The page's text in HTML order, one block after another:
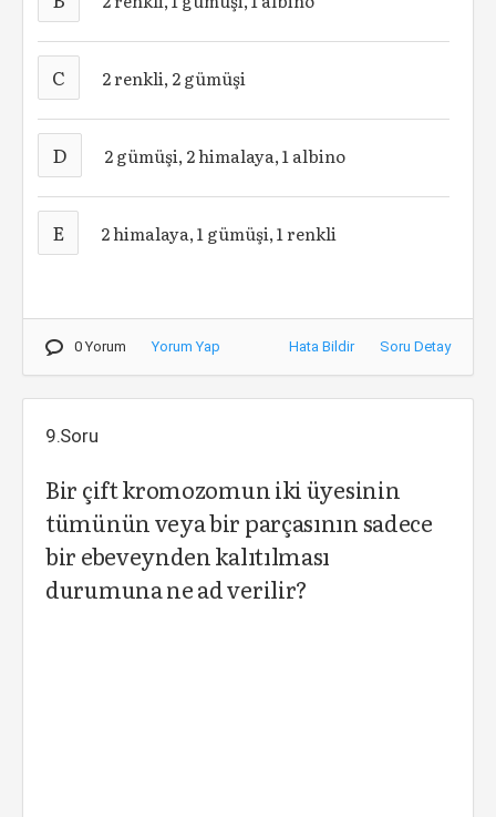
C 2 renkli, 2 gümüşi
D 2 gümüşi, 2 himalaya, 1 albino
E 2 himalaya, 1 gümüşi, 1 renkli
0 Yorum Yorum Yap Hata Bildir Soru Detay
9.Soru
Bir çift kromozomun iki üyesinin
tümünün veya bir parçasının sadece
bir ebeveynden kalıtılması
durumuna ne ad verilir?